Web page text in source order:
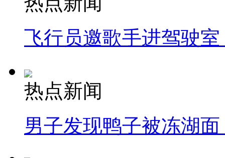
飞行员邀歌手进驾驶
热点新闻
男子发现鸭子被冻湖